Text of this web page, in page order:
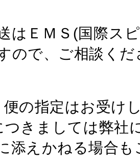
はＥＭＳ(国際ス
ので、ご相談くだ
の指定はお受け
つきましては弊社
添えかねる場合